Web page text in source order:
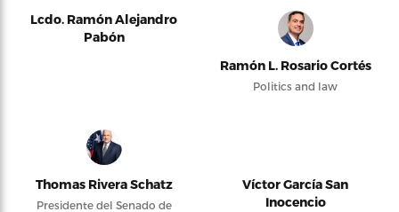
Lcdo. Ramón Alejandro
Pabón
Ramón L. Rosario Cortés
Politics and law
Thomas Rivera Schatz
Presidente del Senado de
Víctor García San
Inocencio